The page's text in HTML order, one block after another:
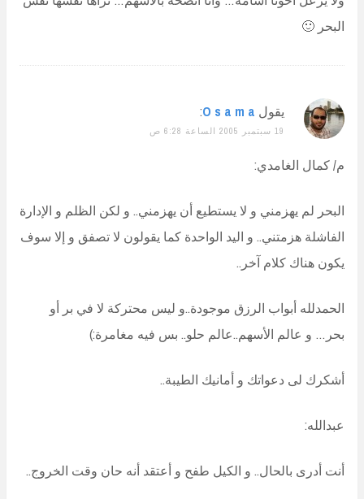
البحر 🙂
يقول O s a m a
:
19 سبتمبر 2005 الساعة 6:28 ص
م/ كمال الغامدي:
البحر لم يهزمني و لا يستطيع أن يهزمني.. و لكن الظلم و الإدارة
الفاشلة هزمتني.. و اليد الواحدة كما يقولون لا تصفق و إلا سوف
يكون هناك كلام آخر..
الحمدلله أبواب الرزق موجودة..و ليس محتركة لا في بر أو
بحر… و عالم الأسهم..عالم حلو.. بس فيه مغامرة:)
أشكرك لى دعواتك و أمانيك الطيبة..
عبدالله:
أنت أدرى بالحال.. و الكيل طفح و أعتقد أنه حان وقت الخروج..